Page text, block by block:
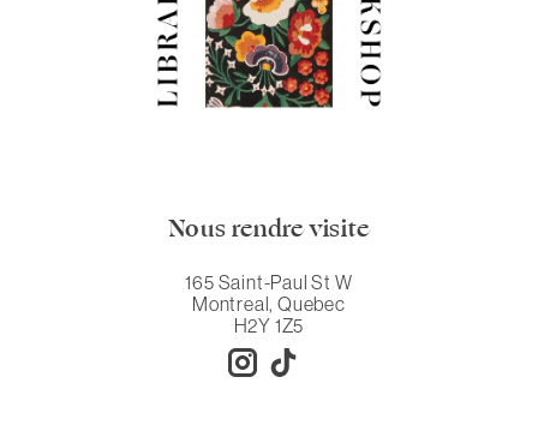
Nous rendre visite
165 Saint-Paul St W
Montreal, Quebec
H2Y 1Z5